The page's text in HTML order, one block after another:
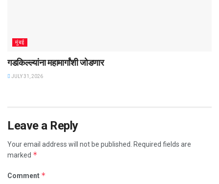
मुंबई
गडकिल्ल्यांना महामार्गांशी जोडणार
JULY 31, 2026
Leave a Reply
Your email address will not be published.
Required fields are
marked *
Comment *